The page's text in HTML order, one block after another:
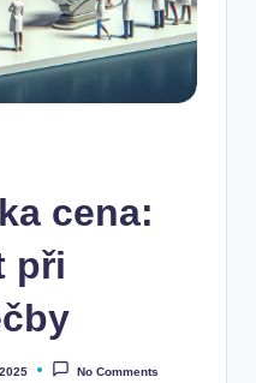
cena:
při
No Comments